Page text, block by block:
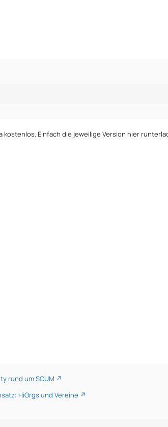
kostenlos. Einfach die jeweilige Version hier
rund um SCUM
HiOrgs und Vereine